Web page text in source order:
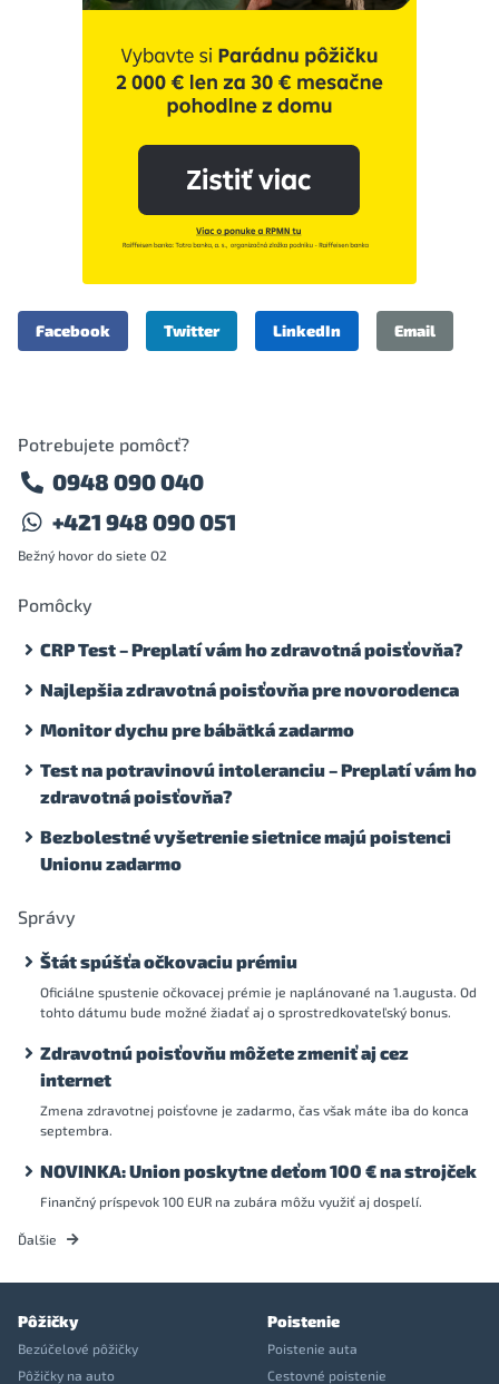
Facebook Twitter LinkedIn Email
Potrebujete pomôcť?
0948 090 040
+421 948 090 051
Bežný hovor do siete O2
Pomôcky
CRP Test – Preplatí vám ho zdravotná poisťovňa?
Najlepšia zdravotná poisťovňa pre novorodenca
Monitor dychu pre bábätká zadarmo
Test na potravinovú intoleranciu – Preplatí vám ho
zdravotná poisťovňa?
Bezbolestné vyšetrenie sietnice majú poistenci
Unionu zadarmo
Správy
Štát spúšťa očkovaciu prémiu
Oficiálne spustenie očkovacej prémie je naplánované na 1.augusta. Od
tohto dátumu bude možné žiadať aj o sprostredkovateľský bonus.
Zdravotnú poisťovňu môžete zmeniť aj cez
internet
Zmena zdravotnej poisťovne je zadarmo, čas však máte iba do konca
septembra.
NOVINKA: Union poskytne deťom 100 € na strojček
Finančný príspevok 100 EUR na zubára môžu využiť aj dospelí.
Ďalšie
Pôžičky
Bezúčelové pôžičky
Pôžičky na auto
Poistenie
Poistenie auta
Cestovné poistenie